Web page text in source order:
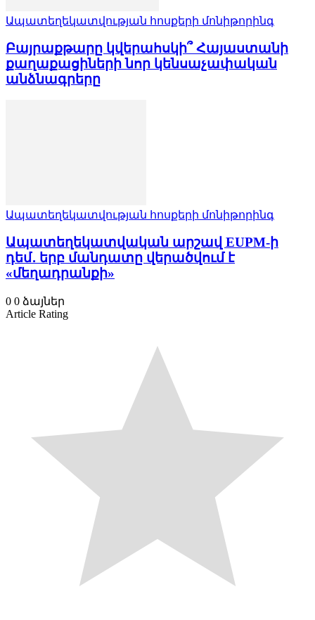
Ապատեղեկատվության հոսքերի մոնիթորինգ
Բայրաքթարը կվերահսկի՞ Հայաստանի
քաղաքացիների նոր կենսաչափական
անձնագրերը
Ապատեղեկատվության հոսքերի մոնիթորինգ
Ապատեղեկատվական արշավ EUPM-ի
դեմ․ երբ մանդատը վերածվում է
«մեղադրանքի»
0 0 ձայներ
Article Rating